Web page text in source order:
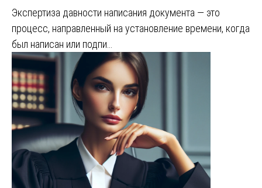
Экспертиза давности написания документа — это
процесс, направленный на установление времени, когда
был написан или подпи…